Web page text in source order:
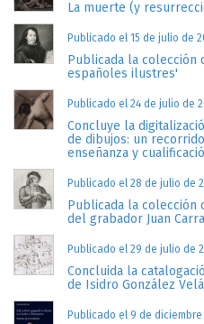
La muerte (y
Publicado el 15 de julio de
Publicada la colección
españoles ilustres'
Publicado el 24 de julio de
Concluye la
de dibujos: un
enseñanza y
Publicado el 28 de julio de
Publicada la colección
del grabador Juan
Publicado el 29 de julio de
Concluida la
de Isidro González
Publicado el 9 de diciembre